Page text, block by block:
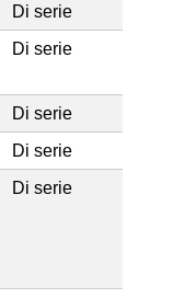
Di serie
Di serie
Di serie
Di serie
Di serie